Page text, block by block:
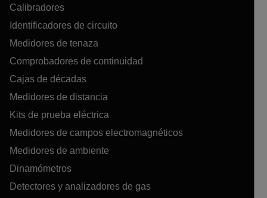
Calibradores
Identificadores de circuito
Medidores de tenaza
Comprobadores de continuidad
Cajas de décadas
Medidores de distancia
Kits de prueba eléctrica
Medidores de campos electromagnéticos
Medidores de ambiente
Dinamómetros
Detectores y analizadores de gas